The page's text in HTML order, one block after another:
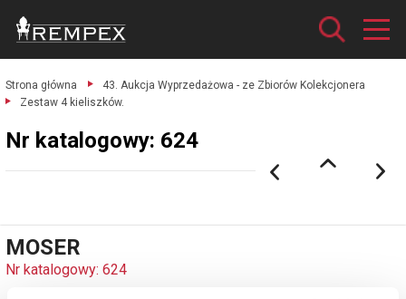
Strona główna
43. Aukcja Wyprzedażowa - ze Zbiorów Kolekcjonera
Zestaw 4 kieliszków.
Nr katalogowy: 624
MOSER
Nr katalogowy: 624